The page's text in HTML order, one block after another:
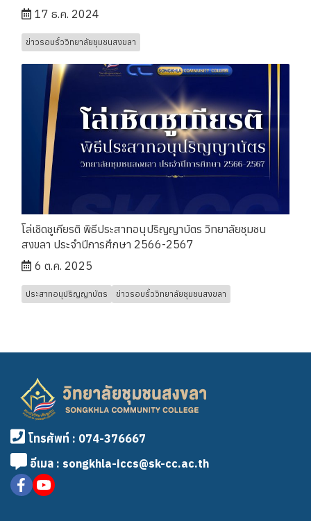
17 ธ.ค. 2024
ข่าวรอบรั้ววิทยาลัยชุมชนสงขลา
โล่เชิดชูเกียรติ พิธีประสาทอนุปริญญาบัตร วิทยาลัยชุมชน
สงขลา ประจำปีการศึกษา 2566-2567
6 ต.ค. 2025
ประสาทอนุปริญญาบัตร ข่าวรอบรั้ววิทยาลัยชุมชนสงขลา
โทรศัพท์ : 074-376667
อีเมล : songkhla-iccs@sk-cc.ac.th